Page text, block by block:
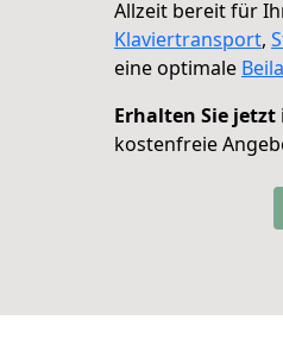
Allzeit bereit für
Klaviertransport,
eine optimale
Erhalten Sie jetzt
kostenfreie